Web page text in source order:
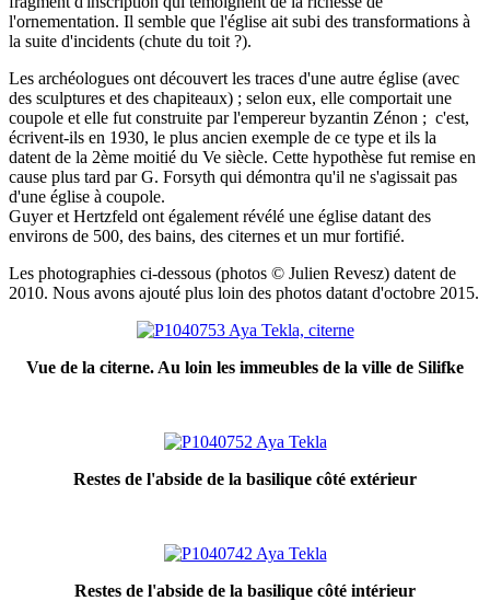
l'ornementation. Il semble que l'église ait subi des transformations à
la suite d'incidents (chute du toit ?).
Les archéologues ont découvert les traces d'une autre église (avec
des sculptures et des chapiteaux) ; selon eux, elle comportait une
coupole et elle fut construite par l'empereur byzantin Zénon ; c'est,
écrivent-ils en 1930, le plus ancien exemple de ce type et ils la
datent de la 2ème moitié du Ve siècle. Cette hypothèse fut remise en
cause plus tard par G. Forsyth qui démontra qu'il ne s'agissait pas
d'une église à coupole.
Guyer et Hertzfeld ont également révélé une église datant des
environs de 500, des bains, des citernes et un mur fortifié.
Les photographies ci-dessous (photos © Julien Revesz) datent de
2010. Nous avons ajouté plus loin des photos datant d'octobre 2015.
Vue de la citerne. Au loin les immeubles de la ville de Silifke
Restes de l'abside de la basilique côté extérieur
Restes de l'abside de la basilique côté intérieur